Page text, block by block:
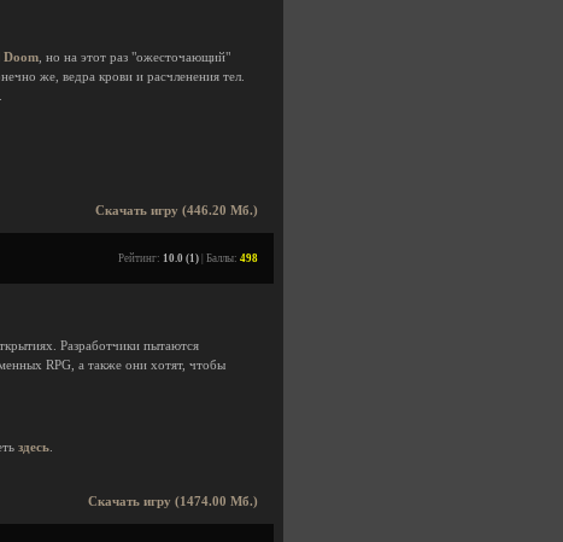
, но на этот раз "ожесточающий"
же, ведра крови и расчленения тел.
Скачать игру (446.20 Мб.)
Рейтинг: 10.0 (1) | Баллы: 498
Разработчики пытаются
RPG, а также они хотят, чтобы
здесь
Скачать игру (1474.00 Мб.)